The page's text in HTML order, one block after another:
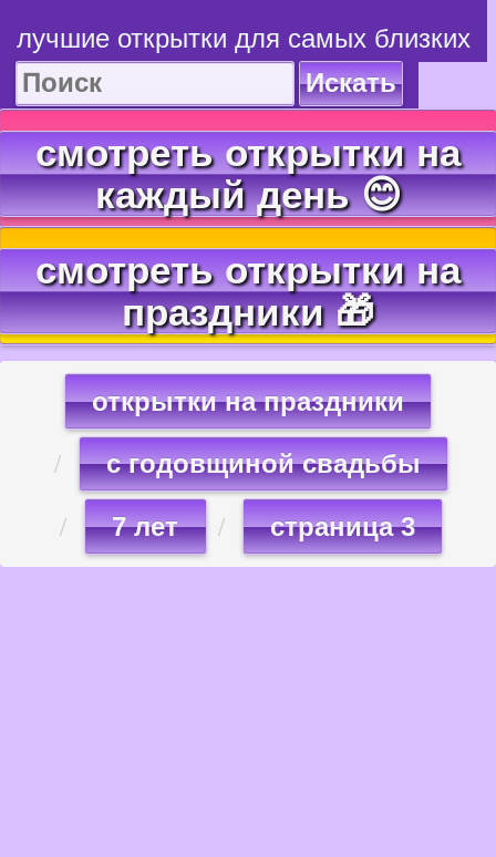
лучшие открытки для самых близких
Искать
смотреть открытки на
каждый день 😊
смотреть открытки на
праздники 🎁
открытки на праздники
с годовщиной свадьбы
7 лет страница 3